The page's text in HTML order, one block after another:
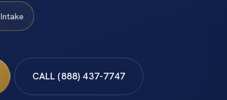
Intake
CALL (888) 437-7747